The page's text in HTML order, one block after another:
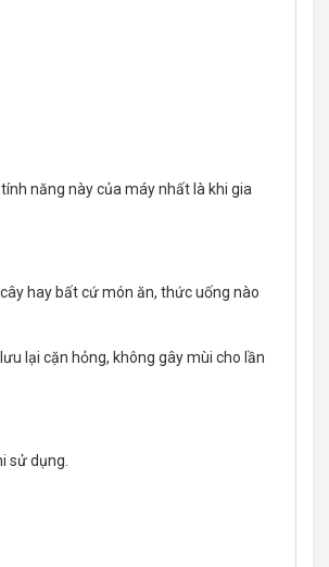
năng này của máy nhất là khi gia
hay bất cứ món ăn, thức uống nào
lại cặn hỏng, không gây mùi cho lần
sử dụng.